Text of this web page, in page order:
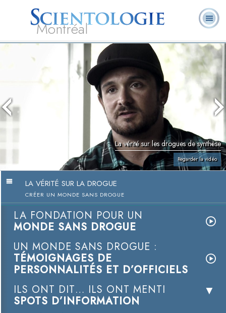
Montréal
Qu’est-ce que la
Scientologie ?
Ministres
Foire aux
questions
Livres
La vérité sur les drogues de synthèse
Regarder la vidéo
LA VÉRITÉ SUR LA DROGUE
CRÉER UN MONDE SANS DROGUE
LA FONDATION POUR UN
MONDE SANS DROGUE
UN MONDE SANS DROGUE :
TÉMOIGNAGES DE
PERSONNALITÉS ET D’OFFICIELS
ILS ONT DIT… ILS ONT MENTI
SPOTS D’INFORMATION